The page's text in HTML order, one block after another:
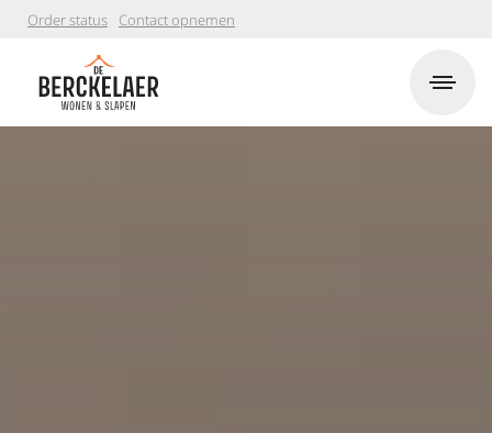
Order status Contact opnemen